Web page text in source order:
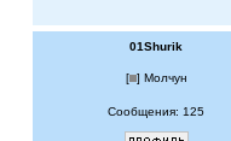
01Shurik
[ ] Молчун
Сообщения: 125